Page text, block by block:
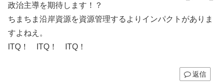
政治主導を期待します！？
ちまちま沿岸資源を資源管理するよりインパクトがありま
すよねえ。
ITQ！ ITQ！ ITQ！
返信